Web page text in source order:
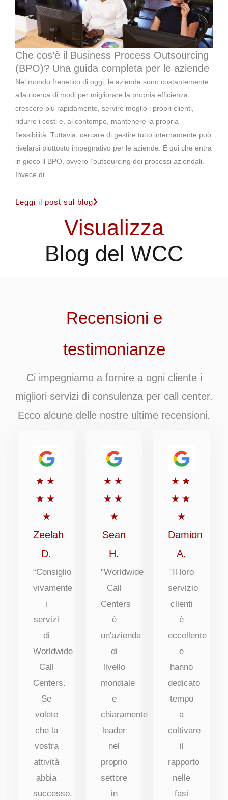
Che cos’è il Business Process Outsourcing
(BPO)? Una guida completa per le aziende
Nel mondo frenetico di oggi, le aziende sono costantemente
alla ricerca di modi per migliorare la propria efficienza,
crescere più rapidamente, servire meglio i propri clienti,
ridurre i costi e, al contempo, mantenere la propria
flessibilità. Tuttavia, cercare di gestire tutto internamente può
rivelarsi piuttosto impegnativo per le aziende. È qui che entra
in gioco il BPO, ovvero l’outsourcing dei processi aziendali.
Invece di...
Leggi il post sul blog
Visualizza
Blog del WCC
Recensioni e
testimonianze
Ci impegniamo a fornire a ogni cliente i
migliori servizi di consulenza per call center.
Ecco alcune delle nostre ultime recensioni.
★ ★
★ ★
★
Valutato
5
su
5
Zeelah
D.
“Consiglio
vivamente
i
servizi
di
Worldwide
Call
Centers.
Se
volete
che la
vostra
attività
abbia
successo,
★ ★
★ ★
★
Valutato
5
su
5
Sean
H.
"Worldwide
Call
Centers
è
un'azienda
di
livello
mondiale
e
chiaramente
leader
nel
proprio
settore
in
★ ★
★ ★
★
Valutato
5
5
Damion
A.
"Il loro
servizio
clienti
è
eccellente
e
hanno
dedicato
tempo
a
coltivare
il
rapporto
nelle
fasi